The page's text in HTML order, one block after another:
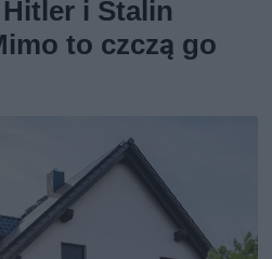
i Stalin
to czczą go